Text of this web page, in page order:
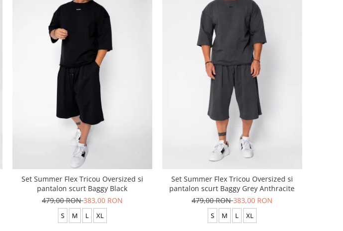
Set Summer Flex Tricou Oversized si
pantalon scurt Baggy Black
479,00 RON383,00 RON
S M L XL
Set Summer Flex Tricou Oversized si
pantalon scurt Baggy Grey Anthracite
479,00 RON383,00 RON
S M L XL